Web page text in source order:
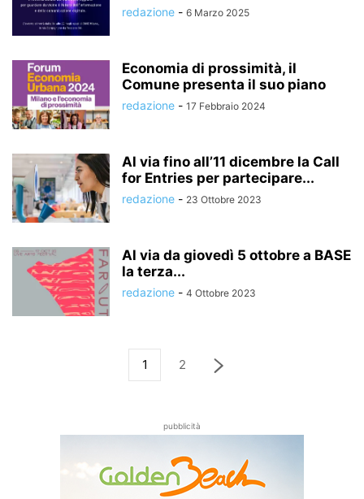
redazione - 6 Marzo 2025
Economia di prossimità, il
Comune presenta il suo piano
redazione - 17 Febbraio 2024
Al via fino all’11 dicembre la Call
for Entries per partecipare...
redazione - 23 Ottobre 2023
Al via da giovedì 5 ottobre a BASE
la terza...
redazione - 4 Ottobre 2023
1 2
pubblicità